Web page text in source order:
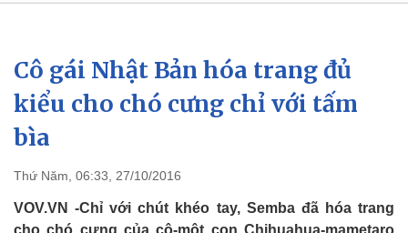
Chính trị
Đảng
Tổ chức nhân sự
Quốc hội
Xã hội
Tin 24h
Dự báo thời tiết
Cô gái Nhật Bản hóa trang đủ
kiểu cho chó cưng chỉ với tấm
bìa
Thứ Năm, 06:33, 27/10/2016
VOV.VN -Chỉ với chút khéo tay, Semba đã hóa trang
cho chó cưng của cô-một con Chihuahua-mametaro